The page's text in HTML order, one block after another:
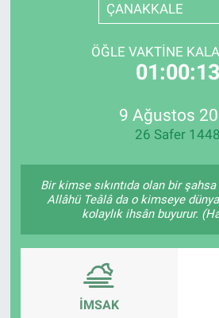
ÇANAKKALE
ÖĞLE VAKTINE
01:00:13
9 Ağustos
26 Safer 1448
Bir kimse sıkıntıda olan bir
Allâhü Teâlâ da o kimseye
kolaylık ihsân buyurur.
İMSAK
Bilim, teknoloji
KÜLTÜR-SANAT
Yerel Haber
Politika